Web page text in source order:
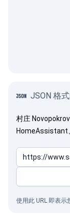
JSON 格
村庄
HomeAssistant
使用此 URL 即表示